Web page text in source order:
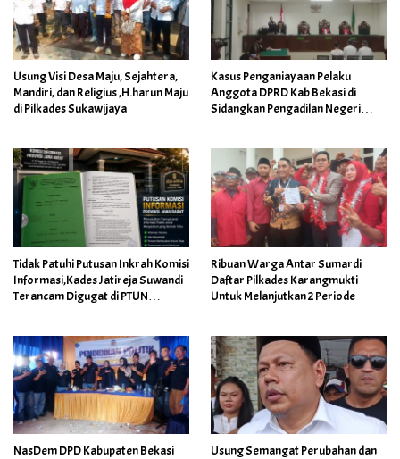
Usung Visi Desa Maju, Sejahtera,
Mandiri, dan Religius ,H.harun Maju
di Pilkades Sukawijaya
Kasus Penganiayaan Pelaku
Anggota DPRD Kab Bekasi di
Sidangkan Pengadilan Negeri
Tidak Patuhi Putusan Inkrah Komisi
Informasi,Kades Jatireja Suwandi
Terancam Digugat di PTUN
Ribuan Warga Antar Sumardi
Daftar Pilkades Karangmukti
Untuk Melanjutkan 2 Periode
NasDem DPD Kabupaten Bekasi
Usung Semangat Perubahan dan